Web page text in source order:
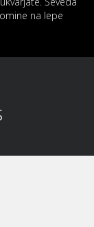
na lepe